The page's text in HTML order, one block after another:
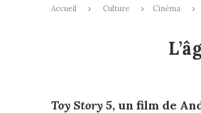
Accueil Culture Cinéma
Toy Story 5, un film de